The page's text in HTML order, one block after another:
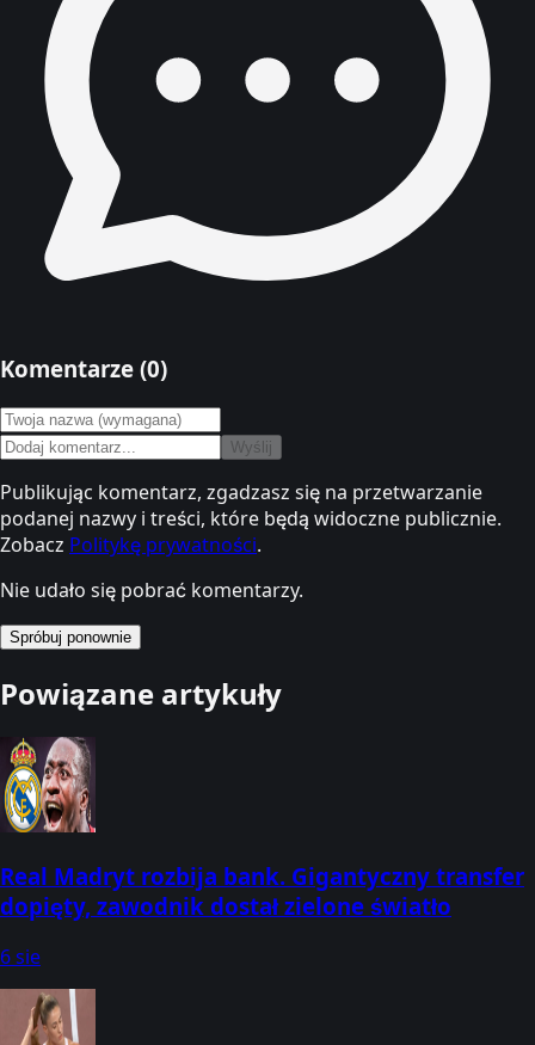
Komentarze (0)
Wyślij
Publikując komentarz, zgadzasz się na przetwarzanie
podanej nazwy i treści, które będą widoczne publicznie.
Zobacz Politykę prywatności.
Nie udało się pobrać komentarzy.
Spróbuj ponownie
Powiązane artykuły
Real Madryt rozbija bank. Gigantyczny transfer
dopięty, zawodnik dostał zielone światło
6 sie